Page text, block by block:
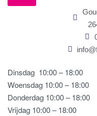
Dinsdag 10:00 – 18:00
Woensdag 10:00 – 18:00
Donderdag 10:00 – 18:00
Vrijdag 10:00 – 18:00